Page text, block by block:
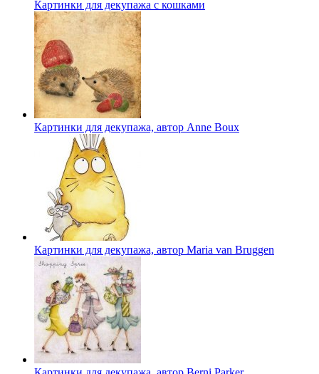
Картинки для декупажа с кошками
Картинки для декупажа, автор Anne Boux
Картинки для декупажа, автор Maria van Bruggen